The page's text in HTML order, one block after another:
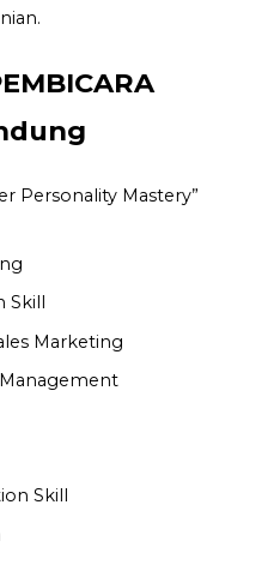
Personality Mastery”
Marketing
Skill